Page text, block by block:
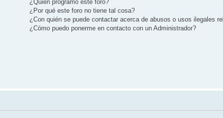
¿Quién programó este foro?
¿Por qué este foro no tiene tal cosa?
¿Con quién se puede contactar acerca de abusos o usos ilegales
¿Cómo puedo ponerme en contacto con un Administrador?